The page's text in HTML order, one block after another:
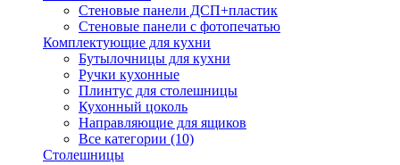
Стеновые панели ДСП+пластик
Стеновые панели с фотопечатью
Комплектующие для кухни
Бутылочницы для кухни
Ручки кухонные
Плинтус для столешницы
Кухонный цоколь
Направляющие для ящиков
Все категории (10)
Столешницы